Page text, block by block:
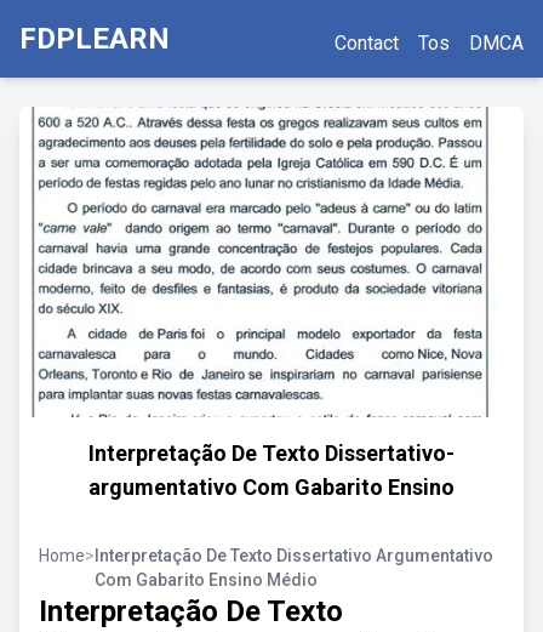
FDPLEARN Contact Tos DMCA
Interpretação De Texto Dissertativo-
argumentativo Com Gabarito Ensino
Home> Interpretação De Texto Dissertativo Argumentativo
Com Gabarito Ensino Médio
Interpretação De Texto